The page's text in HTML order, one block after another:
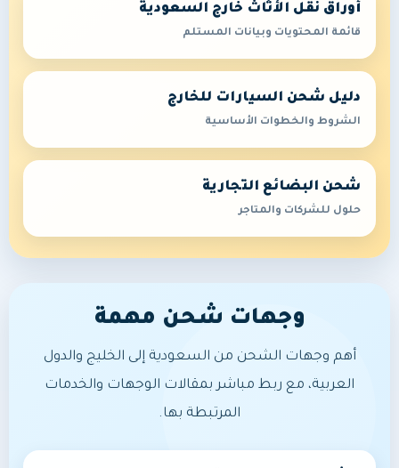
أوراق نقل الأثاث خارج السعودية
قائمة المحتويات وبيانات المستلم
دليل شحن السيارات للخارج
الشروط والخطوات الأساسية
شحن البضائع التجارية
حلول للشركات والمتاجر
وجهات شحن مهمة
أهم وجهات الشحن من السعودية إلى الخليج والدول
العربية، مع ربط مباشر بمقالات الوجهات والخدمات
المرتبطة بها.